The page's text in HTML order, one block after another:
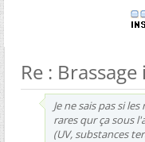
Re :
Je ne sais pas si
rares qur ça sous
(UV, substances